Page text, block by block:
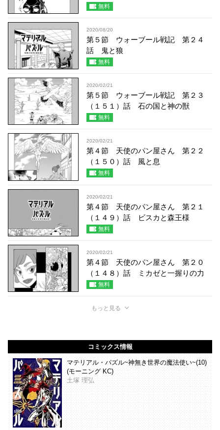
無料
2020/08/20
第５節 ウォーブール戦記 第２４
話 鬼と狼
無料
2020/02/21
第５節 ウォーブール戦記 第２３
（１５１）話 石の国と神の獣
無料
2020/02/21
第４節 天使のパン屋さん 第２２
（１５０）話 風と息
無料
2020/02/21
第４節 天使のパン屋さん 第２１
（１４９）話 ビスカと森王様
無料
2020/02/21
第４節 天使のパン屋さん 第２０
（１４８）話 ミカゼと一握りの力
無料
もっと見る
コミックス情報
マテリアル・パズル~神無き世界の魔法使い~(10)
(モーニング KC)
土塚 理弘